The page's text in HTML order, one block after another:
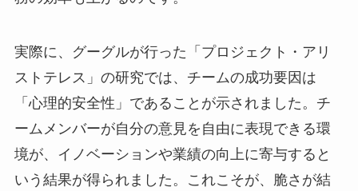
実際に、グーグルが行った「プロジェクト・アリ
ストテレス」の研究では、チームの成功要因は
「心理的安全性」であることが示されました。チ
ームメンバーが自分の意見を自由に表現できる環
境が、イノベーションや業績の向上に寄与すると
いう結果が得られました。これこそが、脆さが結